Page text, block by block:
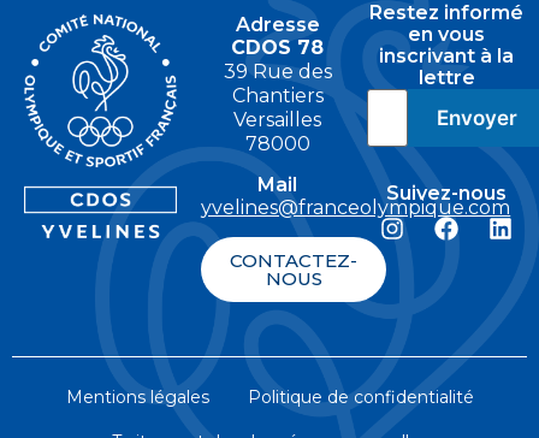
Adresse
CDOS 78
39 Rue des
Chantiers
Versailles
78000
Mail
yvelines@franceolympique.com
CONTACTEZ-
NOUS
Restez informé
en vous
inscrivant à la
lettre
Suivez-nous
Mentions légales Politique de confidentialité